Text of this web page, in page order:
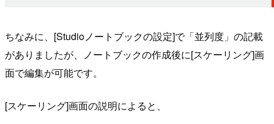
ちなみに、[Studioノートブックの設定]で「並列度」の記載
がありましたが、ノートブックの作成後に[スケーリング]画
面で編集が可能です。
[スケーリング]画面の説明によると、